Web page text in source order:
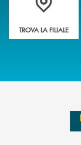
TROVA LA FILIALE